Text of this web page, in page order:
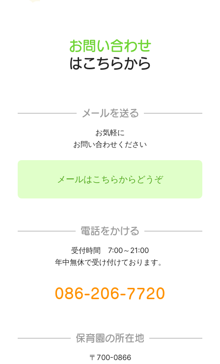
お問い合わせ
はこちらから
メールを送る
お気軽に
お問い合わせください
メールはこちらからどうぞ
電話をかける
受付時間 7:00～21:00
年中無休で受け付けております。
086-206-7720
保育園の所在地
〒700-0866